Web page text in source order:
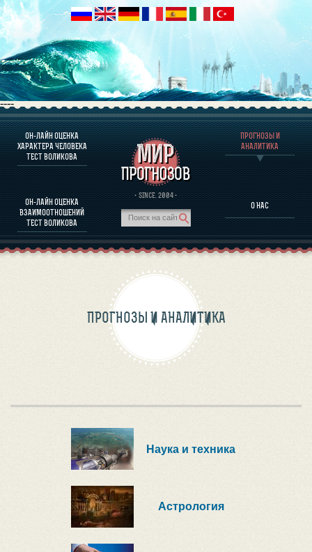
----
ОН-ЛАЙН ОЦЕНКА
ХАРАКТЕРА ЧЕЛОВЕКА
ТЕСТ ВОЛИКОВА
ОН-ЛАЙН ОЦЕНКА
ВЗАИМООТНОШЕНИЙ
ТЕСТ ВОЛИКОВА
· SINCE. 2004 ·
ПРОГНОЗЫ И
АНАЛИТИКА
О НАС
О ПРОГРАММЕ
ОЦЕНКА ХАРАКТЕРA ЧЕЛОВЕКА
ОЦЕНКА ХАРАКТЕРА ВЫДАЮЩИХСЯ ЛИЧНОСТЕЙ
О ПРОГРАММЕ
ПРОГНОЗЫ И АНАЛИТИКА
ПРОГНОЗЫ И АНАЛИТИКА
Наука и техника
Астрология